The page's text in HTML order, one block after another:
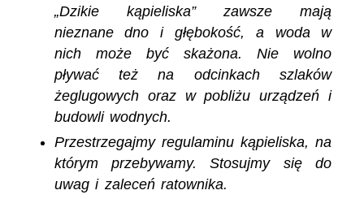
„Dzikie kąpieliska” zawsze mają
nieznane dno i głębokość, a woda w
nich może być skażona. Nie wolno
pływać też na odcinkach szlaków
żeglugowych oraz w pobliżu urządzeń i
budowli wodnych.
Przestrzegajmy regulaminu kąpieliska, na
którym przebywamy. Stosujmy się do
uwag i zaleceń ratownika.